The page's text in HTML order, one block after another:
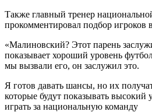
Также главный тренер
прокомментировал подбор игроков в
«Малиновский? Этот парень
показывает хороший уровень
мы вызвали его, он заслужил это.
Я готов давать шансы, но их
которые будут показывать высокий
играть за национальную команду